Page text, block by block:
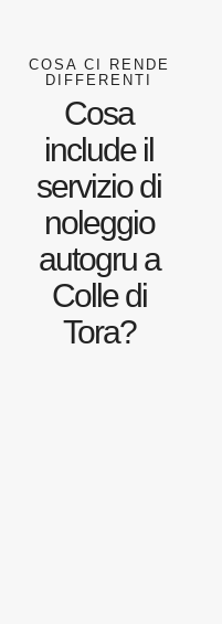
COSA CI RENDE
DIFFERENTI
Cosa
include il
servizio di
noleggio
autogru a
Colle di
Tora?